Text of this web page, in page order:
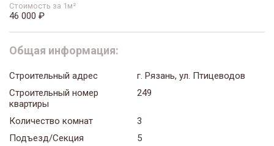
Стоимость за 1м²
46 000 ₽
Общая информация:
Строительный адрес
г. Рязань, ул. Птицеводов
Строительный номер
квартиры
249
Количество комнат
3
Подъезд/Секция
5